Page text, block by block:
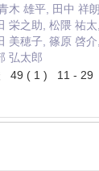
木 雄平, 田中 祥
栄之助, 松隈 祐
美穂子, 篠原 啓
弘太郎
49 ( 1 ) 11 - 29